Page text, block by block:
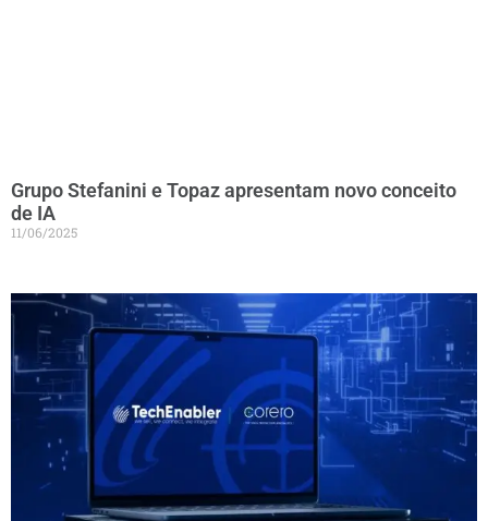
Grupo Stefanini e Topaz apresentam novo conceito
de IA
11/06/2025